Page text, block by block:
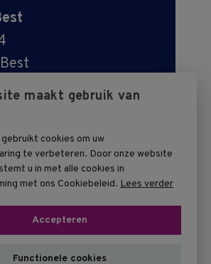
Algemene voorwaarden
maakt gebruik van
cookies om uw
te verbeteren. Door onze website
u in met alle cookies in
met ons Cookiebeleid. Lees verder
Accepteren
Functionele cookies